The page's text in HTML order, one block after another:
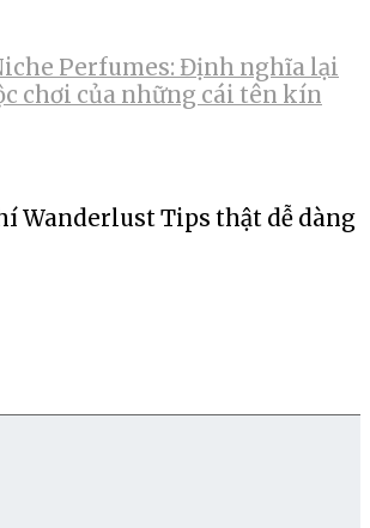
Perfumes: Định nghĩa lại
chơi của những cái tên kín
Wanderlust Tips thật dễ dàng